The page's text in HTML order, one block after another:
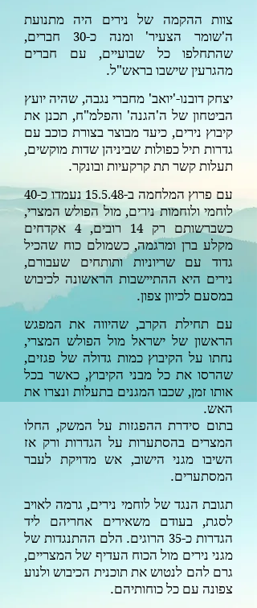
צוות ההקמה של נירים היה מתנועת
ה'שומר הצעיר' ומנה כ-30
חברים,
שהתחלפו כל שבועיים, עם חברים
מהגרעין שישבו בראש"ל.
יצחק דובנו-'יואב' מחברי נגבה, שהיה יועץ
הביטחון של ה'הגנה' והפלמ"ח, תכנן את
קיבוץ נירים, כיעד מבוצר בצורת כוכב עם
גדרות תיל כפולות שביניהן שדות מוקשים,
תעלות קשר תת קרקעיות ובונקר.
עם פרוץ המלחמה ב-15.5.48 נעמדו כ-40
לוחמי ולוחמות נירים, מול הפולש המצרי,
כשברשותם רק14 רובים,4אקדחים
מקלע ברן ומרגמה, כשמולם כוח שהכיל
גדוד עם שריוניות ותותחים שעבורם,
נירים היא ההתיישבות הראשונה לכיבוש
במסעם לכיוון צפון.
עם תחילת הקרב, שהיווה את המפגש
הראשון של ישראל מול הפולש המצרי,
נחתו על הקיבוץ כמות גדולה של פגזים,
שהרסו את כל מבני הקיבוץ, כאשר בכל
אותו זמן, שכבו המגנים בתעלות ונצרו את
האש.
בתום סידרת ההפגזות על המשק, החלו
המצרים בהסתערות על הגדרות ורק אז
השיבו מגני הישוב, אש מדויקת לעבר
המסתערים.
תגובת הנגד של לוחמי נירים, גרמה לאויב
לסגת, בעודם משאירים אחריהם ליד
הגדרות כ-35 הרוגים. הלם ההתנגדות של
מגני נירים מול הכוח העדיף של המצריים,
גרם להם לנטוש את תוכנית הכיבוש ולנוע
צפונה עם כל כוחותיהם.